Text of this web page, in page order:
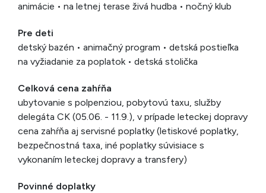
animácie • na letnej terase živá hudba • nočný klub
Pre deti
detský bazén • animačný program • detská postieľka
na vyžiadanie za poplatok • detská stolička
Celková cena zahŕňa
ubytovanie s polpenziou, pobytovú taxu, služby
delegáta CK (05.06. - 11.9.), v prípade leteckej dopravy
cena zahŕňa aj servisné poplatky (letiskové poplatky,
bezpečnostná taxa, iné poplatky súvisiace s
vykonaním leteckej dopravy a transfery)
Povinné doplatky